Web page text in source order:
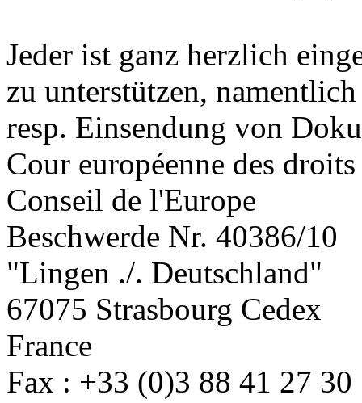
Jeder ist ganz herzlich
zu unterstützen,
resp. Einsendung von
Cour européenne des
Conseil de l'Europe
Beschwerde Nr. 40386/10
"Lingen ./. Deutschland"
67075 Strasbourg Cedex
France
Fax : +33 (0)3 88 41 27 30